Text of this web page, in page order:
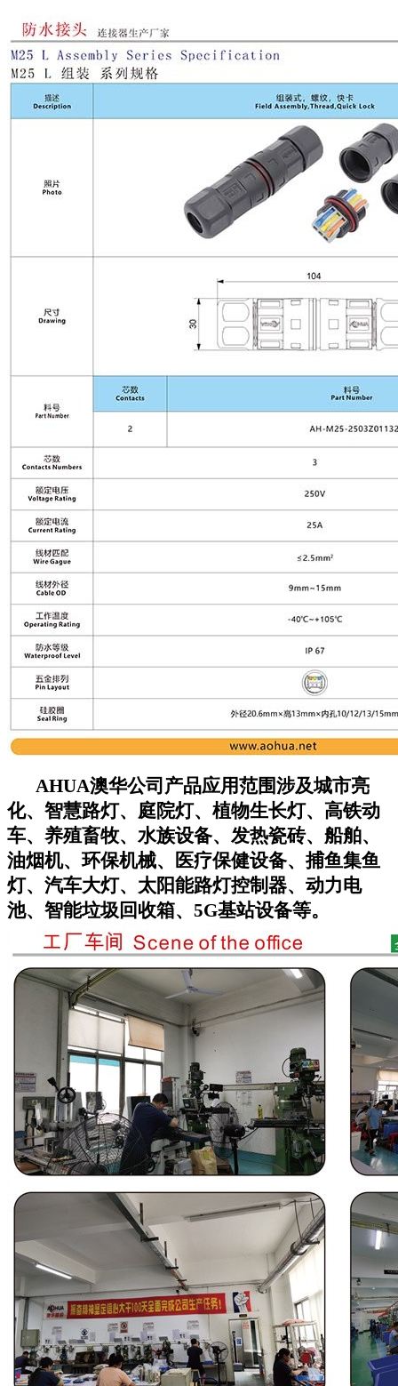
AHUA澳华公司 产品应用范围涉及城市亮
化、智慧路灯、庭院灯、植物生长灯、高铁动
车、养殖畜牧、水族设备、发热瓷砖、船舶、
油烟机、环保机械、医疗保健设备、捕鱼集鱼
灯、汽车大灯、太阳能路灯控制器、动力电
池、智能垃圾回收箱、5G基站设备等。